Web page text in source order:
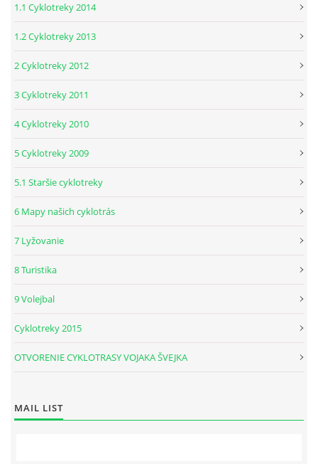
1.1 Cyklotreky 2014
1.2 Cyklotreky 2013
2 Cyklotreky 2012
3 Cyklotreky 2011
4 Cyklotreky 2010
5 Cyklotreky 2009
5.1 Staršie cyklotreky
6 Mapy našich cyklotrás
7 Lyžovanie
8 Turistika
9 Volejbal
Cyklotreky 2015
OTVORENIE CYKLOTRASY VOJAKA ŠVEJKA
MAIL LIST